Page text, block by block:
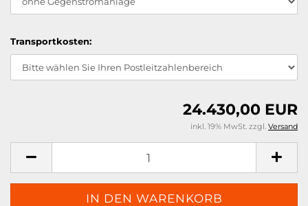
Transportkosten:
24.430,00 EUR
inkl. 19% MwSt. zzgl. Versand